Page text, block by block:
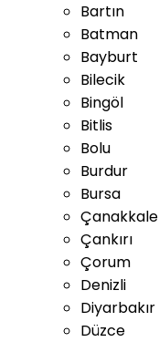
Bartın
Batman
Bayburt
Bilecik
Bingöl
Bitlis
Bolu
Burdur
Bursa
Çanakkale
Çankırı
Çorum
Denizli
Diyarbakır
Düzce